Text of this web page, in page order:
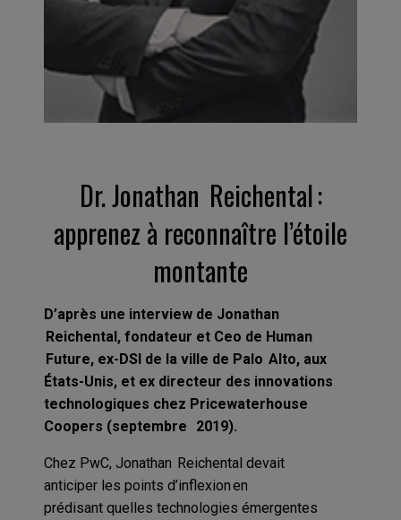
Dr. Jonathan Reichental :
apprenez à reconnaître l’étoile
montante
D’après une interview de Jonathan
Reichental, fondateur et Ceo de Human
Future, ex-DSI de la ville de Palo Alto, aux
États-Unis, et ex directeur des innovations
technologiques chez Pricewaterhouse
Coopers (septembre 2019).
Chez PwC, Jonathan Reichental devait
anticiperles points d’inflexionen
prédisantquelles technologies émergentes